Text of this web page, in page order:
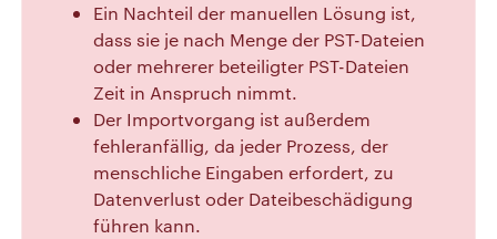
Ein Nachteil der manuellen Lösung ist,
dass sie je nach Menge der PST-Dateien
oder mehrerer beteiligter PST-Dateien
Zeit in Anspruch nimmt.
Der Importvorgang ist außerdem
fehleranfällig, da jeder Prozess, der
menschliche Eingaben erfordert, zu
Datenverlust oder Dateibeschädigung
führen kann.